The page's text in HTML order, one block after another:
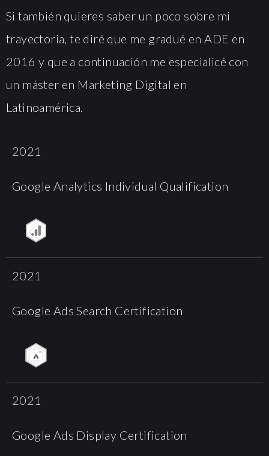
Si también quieres saber un poco sobre mi
trayectoria, te diré que me gradué en ADE en
2016 y que a continuación me especialicé con
un máster en Marketing Digital en
Latinoamérica.
2021
Google Analytics Individual Qualification
2021
Google Ads Search Certification
2021
Google Ads Display Certification